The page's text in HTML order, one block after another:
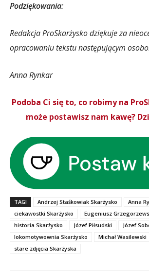
Podziękowania:
Redakcja ProSkarżysko dziękuje za
opracowaniu tekstu następującym
Anna Rynkar
Podoba Ci się to, co robimy na
może postawisz nam kawę?
TAGI Andrzej Staśkowiak Skarżysko
Anna
ciekawostki Skarżysko
Eugeniusz
historia Skarżysko
Józef Piłsudski
Józef
lokomotywownia Skarżysko
Michał Wasilewski
stare zdjęcia Skarżyska